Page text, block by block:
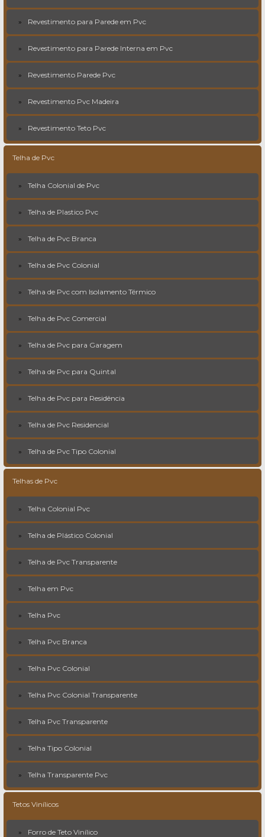
Revestimento para Parede em Pvc
Revestimento para Parede Interna em Pvc
Revestimento Parede Pvc
Revestimento Pvc Madeira
Revestimento Teto Pvc
Telha de Pvc
Telha Colonial de Pvc
Telha de Plastico Pvc
Telha de Pvc Branca
Telha de Pvc Colonial
Telha de Pvc com Isolamento Térmico
Telha de Pvc Comercial
Telha de Pvc para Garagem
Telha de Pvc para Quintal
Telha de Pvc para Residência
Telha de Pvc Residencial
Telha de Pvc Tipo Colonial
Telhas de Pvc
Telha Colonial Pvc
Telha de Plástico Colonial
Telha de Pvc Transparente
Telha em Pvc
Telha Pvc
Telha Pvc Branca
Telha Pvc Colonial
Telha Pvc Colonial Transparente
Telha Pvc Transparente
Telha Tipo Colonial
Telha Transparente Pvc
Tetos Vinílicos
Forro de Teto Vinílico